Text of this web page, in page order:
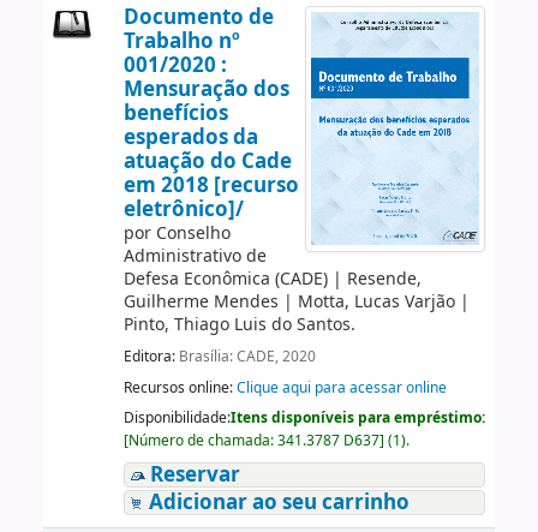
Documento de
Trabalho nº
001/2020 :
Mensuração dos
benefícios
esperados da
atuação do Cade
em 2018 [recurso
eletrônico]/
por Conselho
Administrativo de
Defesa Econômica (CADE)| Resende,
Guilherme Mendes | Motta, Lucas Varjão|
Pinto, Thiago Luis do Santos.
Editora: Brasília: CADE, 2020
Recursos online:Clique aqui para acessar online
Disponibilidade:Itens disponíveis para empréstimo:
[Número de chamada:341.3787 D637] (1).
Reservar
Adicionar ao seu carrinho